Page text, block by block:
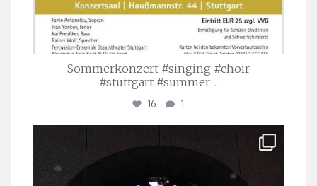
Sommerkonzert #singing #choir
#stuttgart #summer ...
16 1
Apr. 1